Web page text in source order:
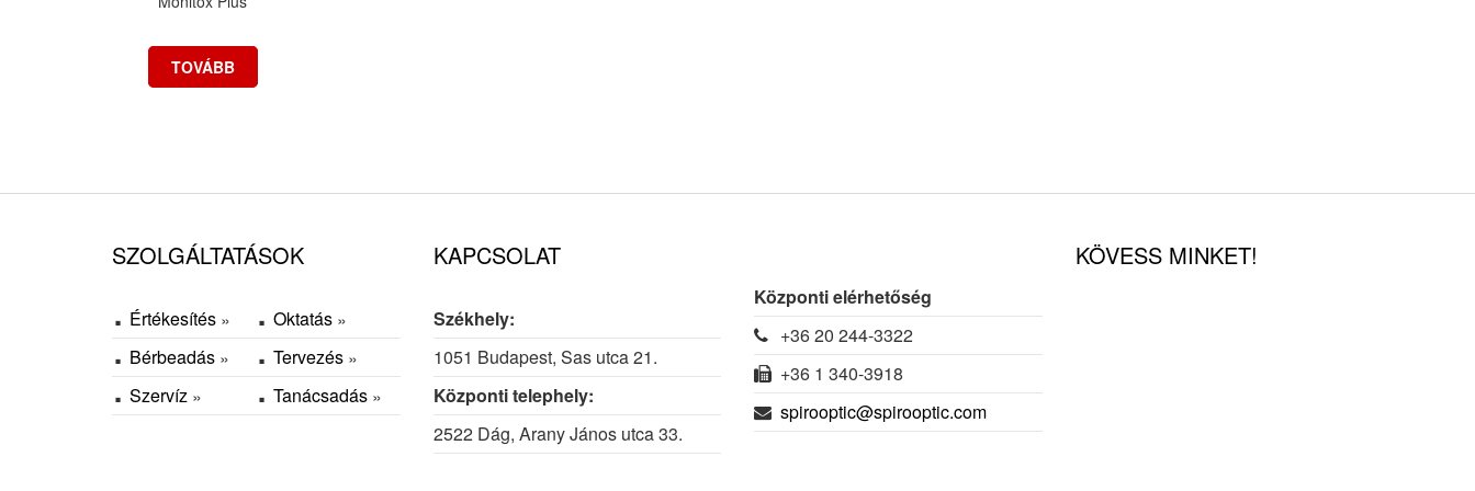
TOVÁBB
SZOLGÁLTATÁSOK
Értékesítés
Bérbeadás
Szervíz
Oktatás
Tervezés
Tanácsadás
KAPCSOLAT
Székhely:
1051 Budapest, Sas utca 21.
Központi telephely:
2522 Dág, Arany János utca 33.
Központi elérhetőség
+36 20 244-3322
+36 1 340-3918
spirooptic@spirooptic.com
KÖVESS MINKET!